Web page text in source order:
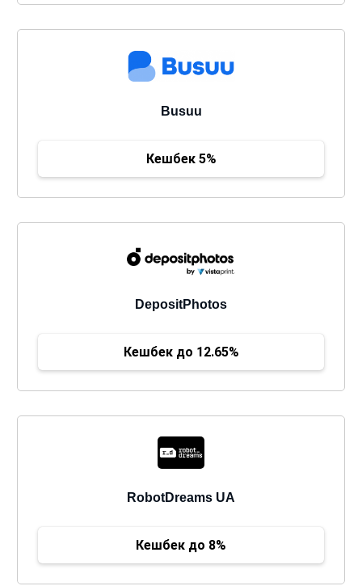
Busuu
Кешбек 5%
DepositPhotos
Кешбек до 12.65%
RobotDreams UA
Кешбек до 8%